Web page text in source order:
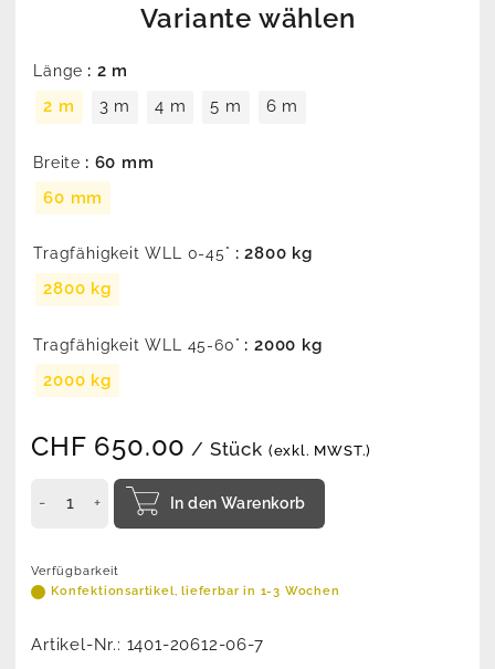
Variante wählen
Länge : 2 m
2 m
3 m 4 m 5 m 6 m
Breite : 60 mm
60 mm
Tragfähigkeit WLL 0-45° : 2800 kg
2800 kg
Tragfähigkeit WLL 45-60° : 2000 kg
2000 kg
CHF 650.00 / Stück (exkl. MWST.)
In den Warenkorb
Verfügbarkeit
Konfektionsartikel, lieferbar in 1-3 Wochen
Artikel-Nr.: 1401-20612-06-7